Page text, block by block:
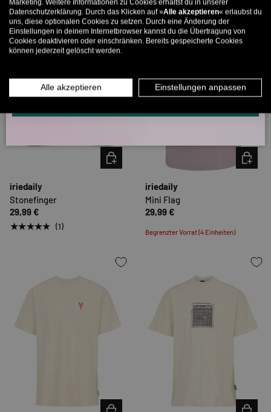
iriedaily
Stonefinger
29,99 €
★★★★★ (1)
OPTIONEN AUSWÄHLEN
iriedaily
Mini Flag
29,99 €
Begrenzter Vorrat (4 Einheiten)
OPTIONEN AUSWÄHLEN
E-Mail
MÄNNER
INFOS ÜBER WHATSAPP? KEIN PROBLEM!
KLICK HIER UND SCHICKE UNS DIE VORGESCHRIEBENE NACHRICHT,
Marketing. Weitere Informationen zu Cookies erhältst du in unserer
Datenschutzerklärung. Durch das Klicken auf »Alle akzeptieren« erlaubst du
uns, diese optionalen Cookies zu setzen. Durch eine Änderung der
Einstellungen in deinem Internetbrowser kannst du die Übertragung von
Cookies deaktivieren oder einschränken. Bereits gespeicherte Cookies
können jederzeit gelöscht werden.
Alle akzeptieren Einstellungen anpassen